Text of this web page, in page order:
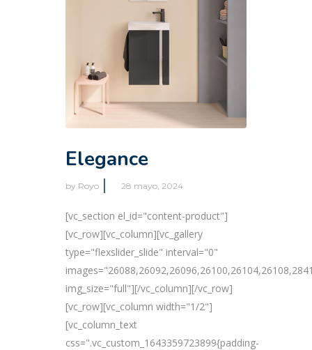
Elegance
by Royo 28 mayo, 2024
[vc_section el_id="content-product"]
[vc_row][vc_column][vc_gallery
type="flexslider_slide" interval="0"
img_size="full"][/vc_column][/vc_row]
[vc_row][vc_column width="1/2"]
[vc_column_text
css=".vc_custom_1643359723899{padding-